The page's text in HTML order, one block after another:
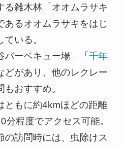
る雑木林「オオムラサキ
あるオオムラサキをはじ
いる。
バーベキュー場」「 千年
どがあり、他のレクレー
おすすめ。
ともに約4kmほどの距離
分程度でアクセス可能。
の訪問時には、虫除けス